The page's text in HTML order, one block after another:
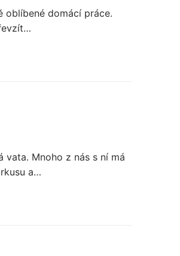
oblíbené domácí práce.
vata. Mnoho z nás s ní má
a…